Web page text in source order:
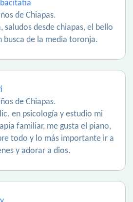
de Chiapas.
saludos desde chiapas, el bello
busca de la media toronja.
de Chiapas.
en psicología y estudio mi
familiar, me gusta el piano,
todo y lo más importante ir a
y adorar a dios.